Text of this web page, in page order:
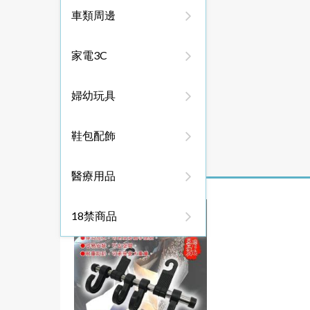
車類周邊
家電3C
婦幼玩具
鞋包配飾
醫療用品
18禁商品